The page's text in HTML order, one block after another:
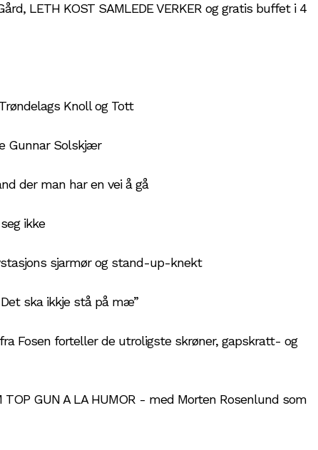
LETH KOST SAMLEDE VERKER og gratis buffet i 4
Knoll og Tott
Gunnar Solskjær
der man har en vei å gå
ikke
sjarmør og stand-up-knekt
ska ikkje stå på mæ”
Fosen forteller de utroligste skrøner, gapskratt- og
GUN A LA HUMOR - med Morten Rosenlund som